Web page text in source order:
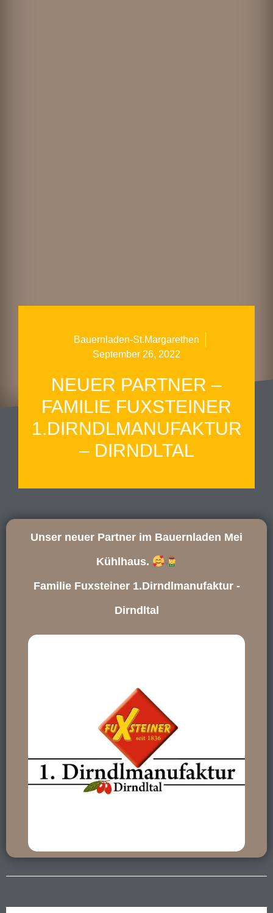
Bauernladen-St.Margarethen
September 26, 2022
NEUER PARTNER –
FAMILIE FUXSTEINER
1.DIRNDLMANUFAKTUR
– DIRNDLTAL
Unser neuer Partner im Bauernladen Mei
Kühlhaus.
Familie Fuxsteiner 1.Dirndlmanufaktur -
Dirndltal